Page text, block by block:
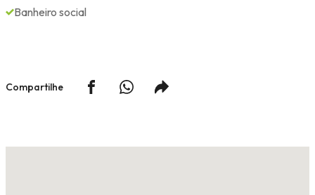
Banheiro social
Compartilhe